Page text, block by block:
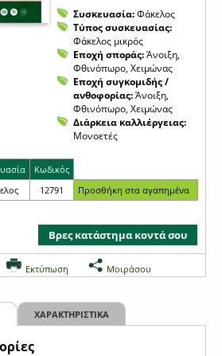
Συσκευασία:Φάκελος
Τύπος συσκευασίας:
Φάκελος μικρός
Εποχή σποράς:Άνοιξη,
Φθινόπωρο, Χειμώνας
Εποχή συγκομιδής /
ανθοφορίας:Άνοιξη,
Φθινόπωρο, Χειμώνας
Διάρκεια καλλιέργειας:
Μονοετές
Κωδικός
12791
Βρες κατάστημα κοντά σου
Εκτύπωση Μοιράσου
ΧΑΡΑΚΤΗΡΙΣΤΙΚΑ